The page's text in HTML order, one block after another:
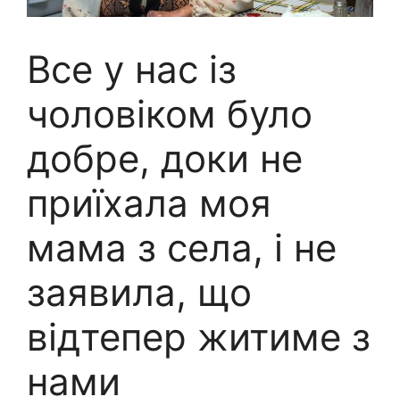
Все у нас із
чоловіком було
добре, доки не
приїхала моя
мама з села, і не
заявила, що
відтепер житиме з
нами